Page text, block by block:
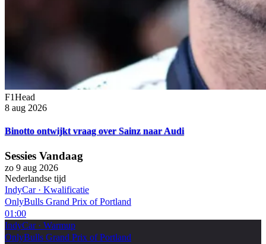
F1Head
8 aug 2026
Binotto ontwijkt vraag over Sainz naar Audi
Sessies Vandaag
zo 9 aug 2026
Nederlandse tijd
IndyCar· Kwalificatie
OnlyBulls Grand Prix of Portland
01:00
IndyCar· Warmup
OnlyBulls Grand Prix of Portland